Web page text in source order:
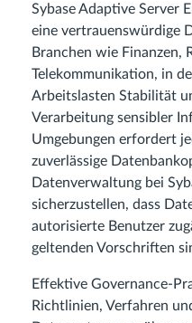
Sybase Adaptive Server
eine vertrauenswürdige
Branchen wie Finanzen,
Telekommunikation, in
Arbeitslasten Stabilität
Verarbeitung sensibler
Umgebungen erfordert
zuverlässige
Datenverwaltung bei
sicherzustellen, dass
autorisierte Benutzer
geltenden Vorschriften
Effektive Governance-
Richtlinien, Verfahren